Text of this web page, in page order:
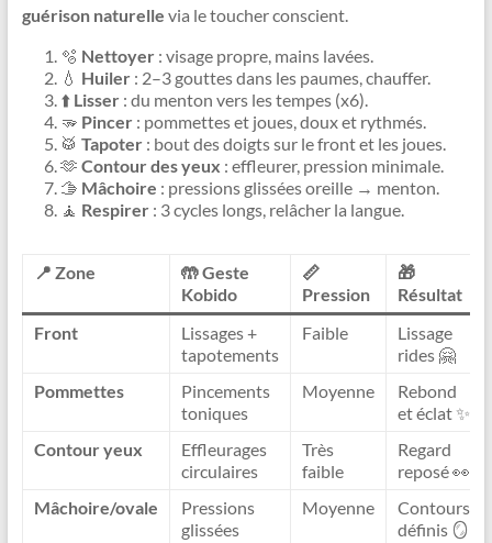
guérison naturelle via le toucher conscient.
🫧 Nettoyer: visage propre, mains lavées.
💧 Huiler: 2–3 gouttes dans les paumes, chauffer.
⬆️ Lisser: du menton vers les tempes (x6).
🫳 Pincer: pommettes et joues, doux et rythmés.
🥁 Tapoter: bout des doigts sur le front et les joues.
🫶 Contour des yeux : effleurer, pression minimale.
🫱 Mâchoire : pressions glissées oreille → menton.
🧘 Respirer: 3 cycles longs, relâcher la langue.
📍 Zone
🤲 Geste
Kobido
📏
Pression
🎁
Résultat
Front
Lissages +
tapotements
Faible
Lissage
rides 🤗
Pommettes
Pincements
toniques
Moyenne
Rebond
et éclat ✨
Contour yeux
Effleurages
circulaires
Très
faible
Regard
reposé 👀
Mâchoire/ovale
Pressions
glissées
Moyenne
Contours
définis 🪞